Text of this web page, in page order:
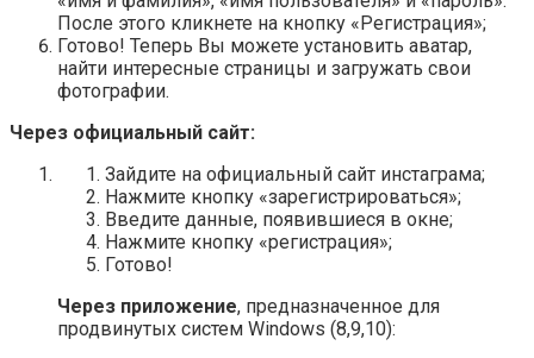
После этого кликнете на кнопку «Регистрация»;
Готово! Теперь Вы можете установить аватар,
найти интересные страницы и загружать свои
фотографии.
Через официальный сайт:
Зайдите на официальный сайт инстаграма;
Нажмите кнопку «зарегистрироваться»;
Введите данные, появившиеся в окне;
Нажмите кнопку «регистрация»;
Готово!
Через приложение, предназначенное для
продвинутых систем Windows (8,9,10):